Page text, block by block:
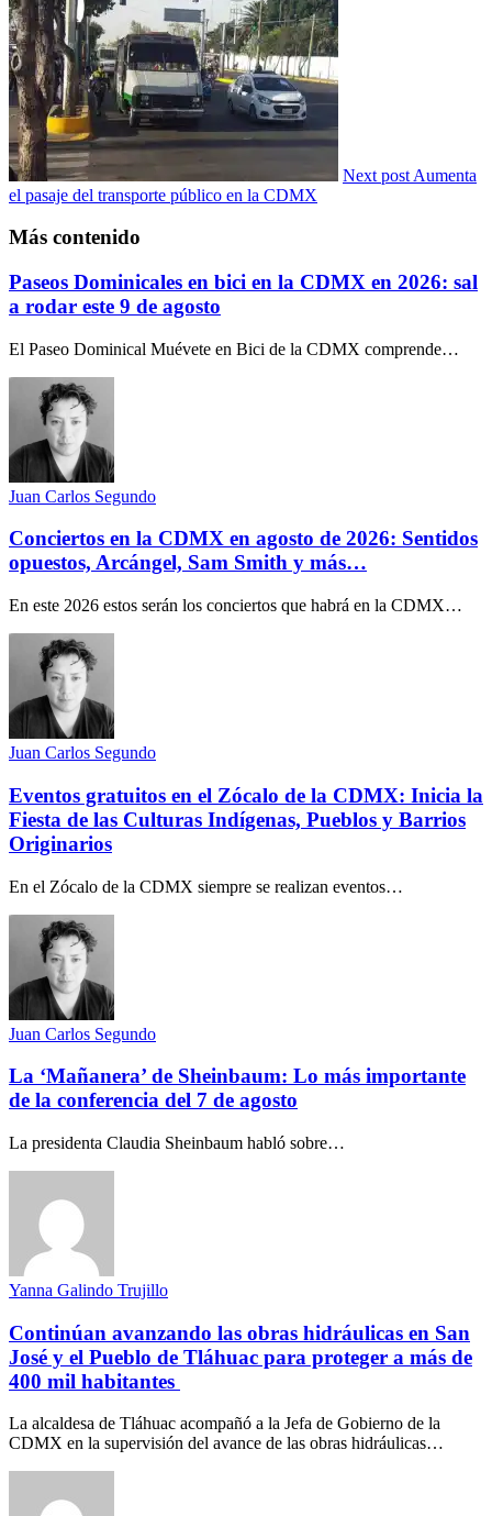
Next post Aumenta
el pasaje del transporte público en la CDMX
Más contenido
Paseos Dominicales en bici en la CDMX en 2026: sal
a rodar este 9 de agosto
El Paseo Dominical Muévete en Bici de la CDMX comprende…
Juan Carlos Segundo
Conciertos en la CDMX en agosto de 2026: Sentidos
opuestos, Arcángel, Sam Smith y más…
En este 2026 estos serán los conciertos que habrá en la CDMX…
Juan Carlos Segundo
Eventos gratuitos en el Zócalo de la CDMX: Inicia la
Fiesta de las Culturas Indígenas, Pueblos y Barrios
Originarios
En el Zócalo de la CDMX siempre se realizan eventos…
Juan Carlos Segundo
La ‘Mañanera’ de Sheinbaum: Lo más importante
de la conferencia del 7 de agosto
La presidenta Claudia Sheinbaum habló sobre…
Yanna Galindo Trujillo
Continúan avanzando las obras hidráulicas en San
José y el Pueblo de Tláhuac para proteger a más de
400 mil habitantes
La alcaldesa de Tláhuac acompañó a la Jefa de Gobierno de la
CDMX en la supervisión del avance de las obras hidráulicas…